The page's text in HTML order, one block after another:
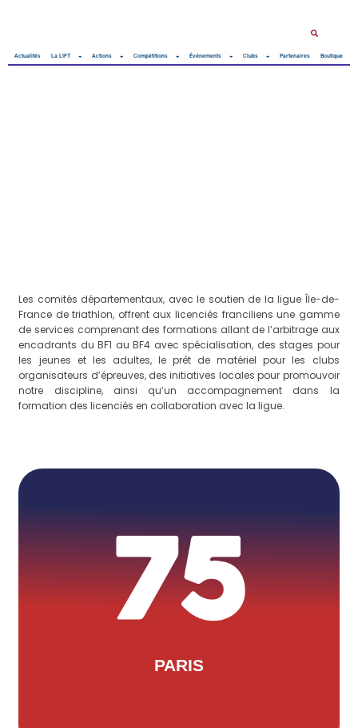
Actualités La LIFT Actions Compétitions Événements Clubs Partenaires Boutique
Les comités départementaux, avec le soutien de la ligue Île-de-
France de triathlon, offrent aux licenciés franciliens une gamme
de services comprenant des formations allant de l’arbitrage aux
encadrants du BF1 au BF4 avec spécialisation, des stages pour
les jeunes et les adultes, le prêt de matériel pour les clubs
organisateurs d’épreuves, des initiatives locales pour promouvoir
notre discipline, ainsi qu’un accompagnement dans la
formation des licenciés en collaboration avec la ligue.
PARIS
Elena Esper
Situé au 2 rue du sénégal, le CD75 a
comme trésorière Mme Camille
Cornudet et comme secrétaire Mme
Lucie Gallons. Pour les contacter :
LEUR SITE